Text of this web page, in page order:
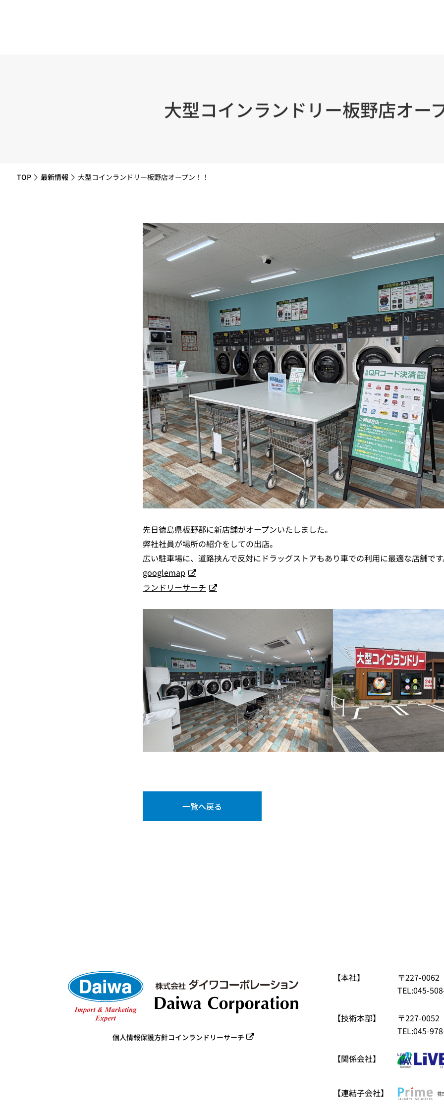
大型コインランドリー板野店オー
TOP 最新情報 大型コインランドリー板野店オープン！！
先日徳島県板野郡に新店舗がオープンいたしました。
弊社社員が場所の紹介をしての出店。
広い駐車場に、道路挟んで反対にドラッグストアもあり車での利用に最適な店舗で
googlemap
ランドリーサーチ
一覧へ戻る
個人情報保護方針コインランドリーサーチ
【本社】
〒227-
TEL:045-
【技術本部】
〒227-
TEL:045-
【関係会社】
【連結子会社】